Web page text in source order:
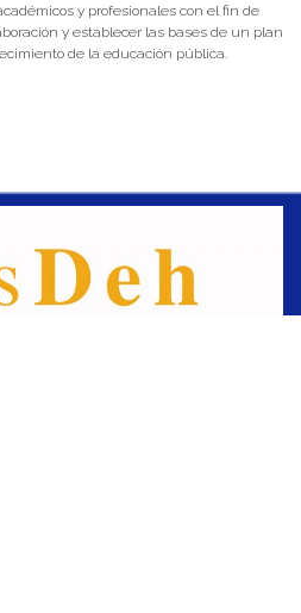
y profesionales con el fin de
y establecer las bases de un plan
de la educación pública.